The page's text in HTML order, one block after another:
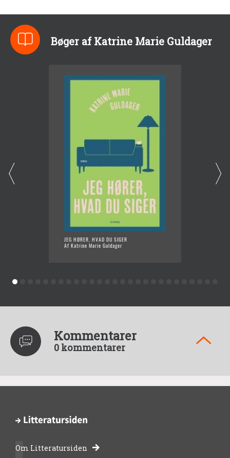
Bøger af Katrine Marie Guldager
JEG HØRER, HVAD DU SIGER
Af Katrine Marie Guldager
Kommentarer
0 kommentarer
Om Litteratursiden